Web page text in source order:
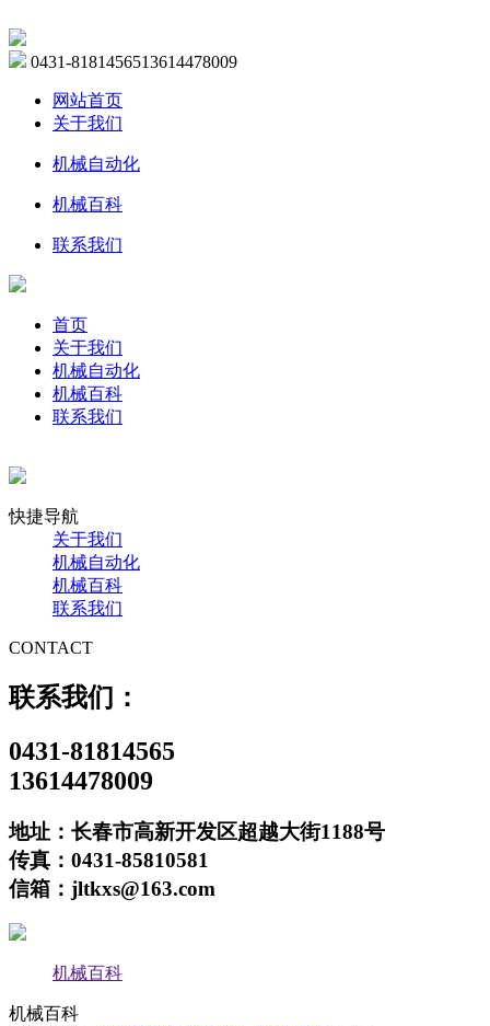
0431-8181456513614478009
网站首页
关于我们
机械自动化
机械百科
联系我们
首页
关于我们
机械自动化
机械百科
联系我们
快捷导航
关于我们
机械自动化
机械百科
联系我们
CONTACT
联系我们：
0431-81814565
13614478009
地址：长春市高新开发区超越大街1188号
传真：0431-85810581
信箱：jltkxs@163.com
机械百科
机械百科